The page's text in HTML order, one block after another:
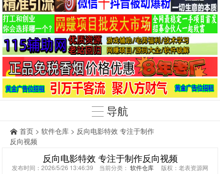
导航
首页 > 软件仓库 > 反向电影特效 专注于制作
反向视频
反向电影特效 专注于制作反向视频
发布时间：2026/5/26 13:46:39 当前分类： 软件仓库 版权：老表资源网